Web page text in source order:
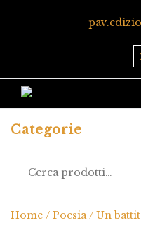
Categorie
Home / Poesia/ Un